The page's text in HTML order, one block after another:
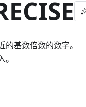
基数倍数的数字。